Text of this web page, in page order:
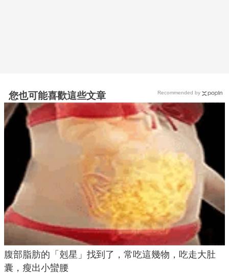
您也可能喜歡這些文章
腹部脂肪的「剋星」找到了，常吃這幾物，吃走大肚
囊，瘦出小蠻腰
Recommended by